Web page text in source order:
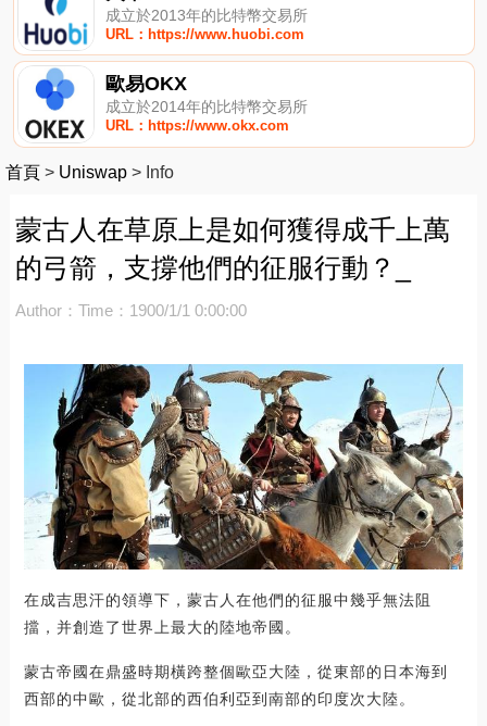
成立於2013年的比特幣交易所
URL：https://www.huobi.com
歐易OKX
成立於2014年的比特幣交易所
URL：https://www.okx.com
首頁 > Uniswap > Info
蒙古人在草原上是如何獲得成千上萬
的弓箭，支撐他們的征服行動？_
Author： Time：1900/1/1 0:00:00
在成吉思汗的領導下，蒙古人在他們的征服中幾乎無法阻
擋，并創造了世界上最大的陸地帝國。
蒙古帝國在鼎盛時期橫跨整個歐亞大陸，從東部的日本海到
西部的中歐，從北部的西伯利亞到南部的印度次大陸。